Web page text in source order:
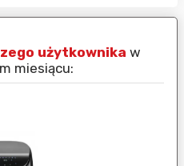
użytkownika w
miesiącu: